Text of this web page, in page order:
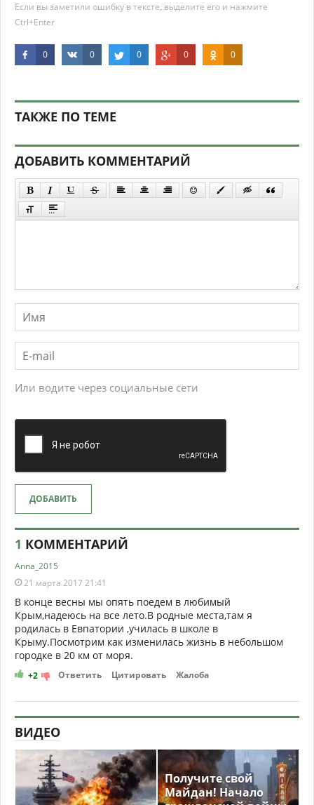
Если вы заметили ошибку в тексте, выделите его и нажмите
Ctrl+Enter
0 0 0 0 0
ТАКЖЕ ПО ТЕМЕ
ДОБАВИТЬ КОММЕНТАРИЙ
Или водите через социальные сети
ДОБАВИТЬ
1 КОММЕНТАРИЙ
Anna_2015
21 марта 2017 21:41
В конце весны мы опять поедем в любимый
Крым,надеюсь на все лето.В родные места,там я
родилась в Евпатории ,училась в школе в
Крыму.Посмотрим как изменилась жизнь в небольшом
городке в 20 км от моря.
+2 Ответить Цитировать Жалоба
ВИДЕО
Получите свой
Майдан! Начало